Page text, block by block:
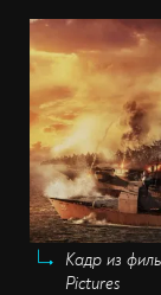
Кадр из
Pictures